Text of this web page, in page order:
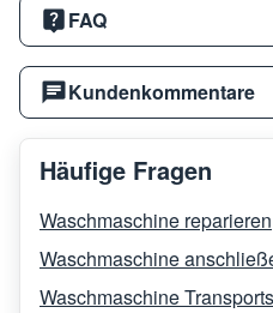
FAQ
Kundenkommentare
Häufige Fragen
Waschmaschine reparieren
Waschmaschine
Waschmaschine